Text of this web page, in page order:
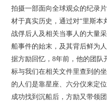
拍摄一部面向全球观众的纪录
材于真实历史，通过对“里斯本
战俘后人及相关当事人的大量
船事件的始末，及其背后鲜为人
据方励回忆，8年前，他的团队
标与我们在相关文件里查到的
的人们是靠星座、六分仪来定位
成功找到沉船后，方励又带领